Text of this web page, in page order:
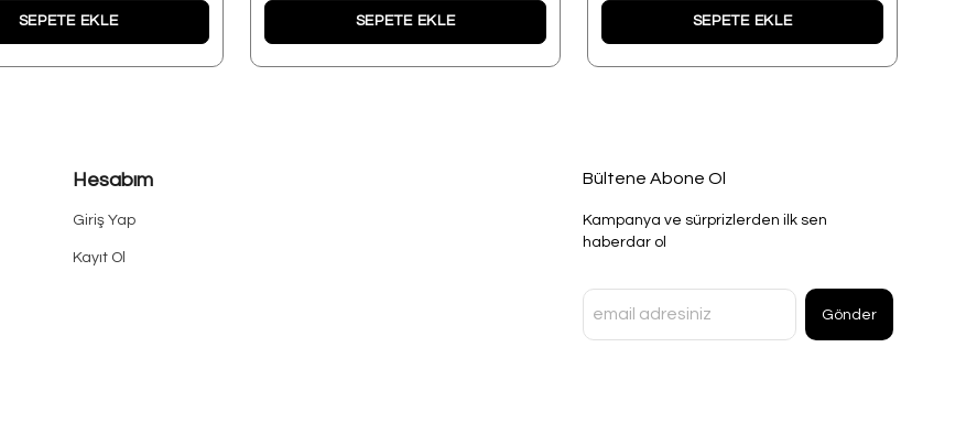
SEPETE EKLE SEPETE EKLE SEPETE EKLE
Hesabım
Giriş Yap
Kayıt Ol
Bültene Abone Ol
Kampanya ve sürprizlerden ilk sen
haberdar ol
Gönder